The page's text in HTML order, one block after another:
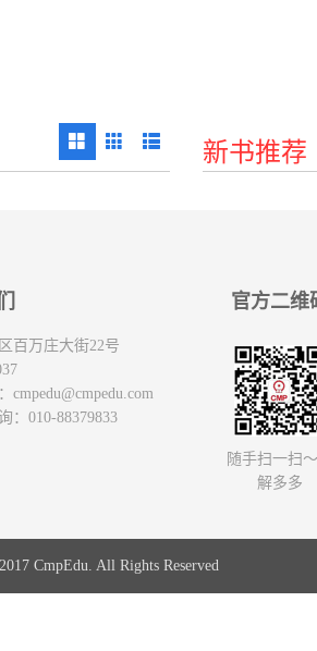
新书推荐
百万庄大街22号
cmpedu@cmpedu.com
：010-88379833
官方二维
随手扫一扫
解多多
CmpEdu. All Rights Reserved